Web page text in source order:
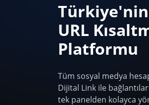
URL
Platformu
Tüm sosyal medya
Dijital Link ile
tek panelden kolayca